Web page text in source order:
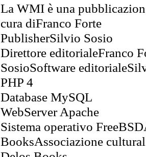
La WMI è una
cura diFranco Forte
PublisherSilvio Sosio
Direttore editorialeFranco
SosioSoftware
PHP 4
Database MySQL
WebServer Apache
Sistema operativo
BooksAssociazione